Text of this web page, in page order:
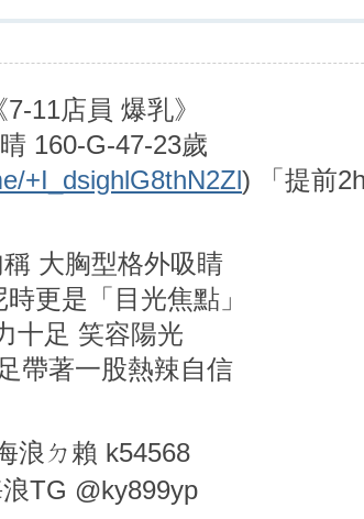
7-11店員 爆乳》
160-G-47-23歲
+I_dsighlG8thN2Zl) 「提前2h
大胸型格外吸睛
更是「目光焦點」
十足 笑容陽光
帶著一股熱辣自信
浪ㄉ賴 k54568
浪TG @ky899yp